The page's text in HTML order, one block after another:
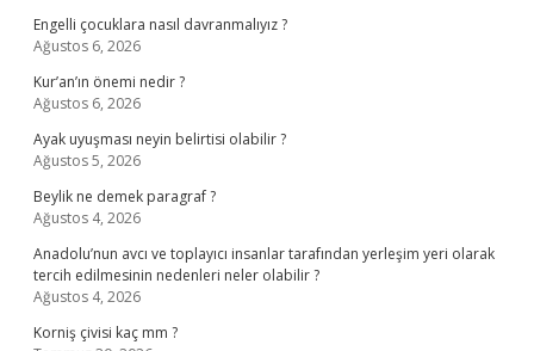
Engelli çocuklara nasıl davranmalıyız ?
Ağustos 6, 2026
Kur’an’ın önemi nedir ?
Ağustos 6, 2026
Ayak uyuşması neyin belirtisi olabilir ?
Ağustos 5, 2026
Beylik ne demek paragraf ?
Ağustos 4, 2026
Anadolu’nun avcı ve toplayıcı insanlar tarafından yerleşim yeri olarak
tercih edilmesinin nedenleri neler olabilir ?
Ağustos 4, 2026
Korniş çivisi kaç mm ?